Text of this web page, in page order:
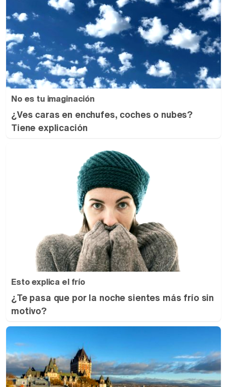
No es tu imaginación
¿Ves caras en enchufes, coches o nubes?
Tiene explicación
Esto explica el frío
¿Te pasa que por la noche sientes más frío sin
motivo?